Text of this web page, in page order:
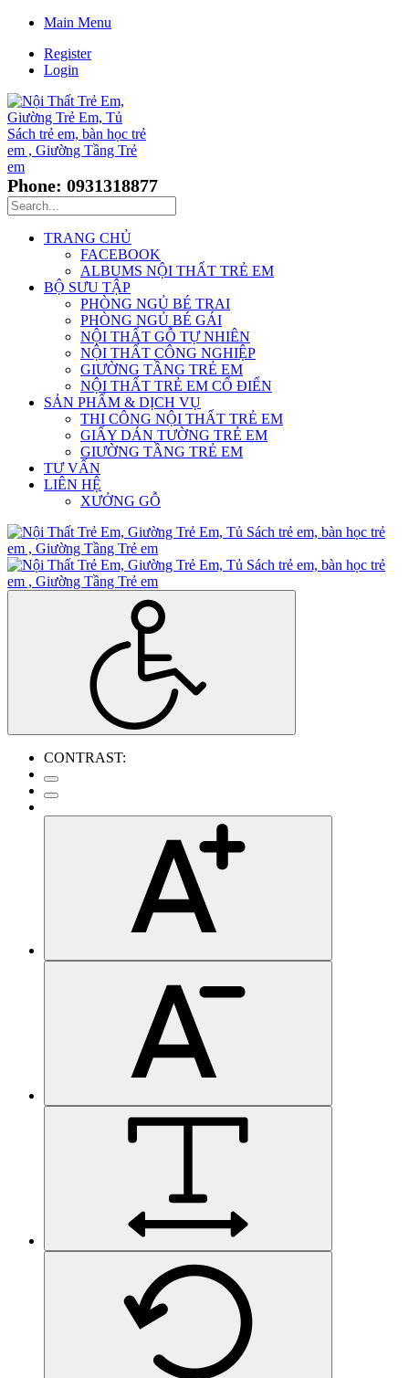
Main Menu
Register
Login
Phone: 0931318877
TRANG CHỦ
FACEBOOK
ALBUMS NỘI THẤT TRẺ EM
BỘ SƯU TẬP
PHÒNG NGỦ BÉ TRAI
PHÒNG NGỦ BÉ GÁI
NỘI THẤT GỖ TỰ NHIÊN
NỘI THẤT CÔNG NGHIỆP
GIƯỜNG TẦNG TRẺ EM
NỘI THẤT TRẺ EM CỔ ĐIỂN
SẢN PHẨM & DỊCH VỤ
THI CÔNG NỘI THẤT TRẺ EM
GIẤY DÁN TƯỜNG TRẺ EM
GIƯỜNG TẦNG TRẺ EM
TƯ VẤN
LIÊN HỆ
XƯỞNG GỖ
CONTRAST: